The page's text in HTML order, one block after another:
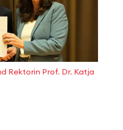
Rektorin Prof. Dr. Katja